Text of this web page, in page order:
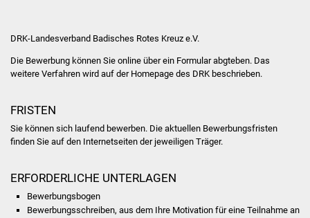
Stadtfest
Ostermarkt
Hallenbad
DRK-Landesverband Badisches Rotes Kreuz e.V.
Die Bewerbung können Sie online über ein Formular abgteben. Das
weitere Verfahren wird auf der Homepage des DRK beschrieben.
FRISTEN
Sie können sich laufend bewerben. Die aktuellen Bewerbungsfristen
finden Sie auf den Internetseiten der jeweiligen Träger.
ERFORDERLICHE UNTERLAGEN
Bewerbungsbogen
Bewerbungsschreiben, aus dem Ihre Motivation für eine Teilnahme an